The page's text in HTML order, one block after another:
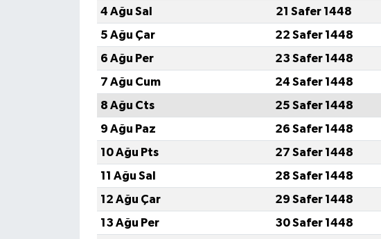
4 Ağu Sal
21 Safer 1448
5 Ağu Çar
22 Safer 1448
6 Ağu Per
23 Safer 1448
7 Ağu Cum
24 Safer 1448
8 Ağu Cts
25 Safer 1448
9 Ağu Paz
26 Safer 1448
10 Ağu Pts
27 Safer 1448
11 Ağu Sal
28 Safer 1448
12 Ağu Çar
29 Safer 1448
13 Ağu Per
30 Safer 1448